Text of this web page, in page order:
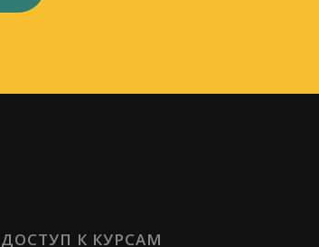
ДОСТУП К КУРСАМ